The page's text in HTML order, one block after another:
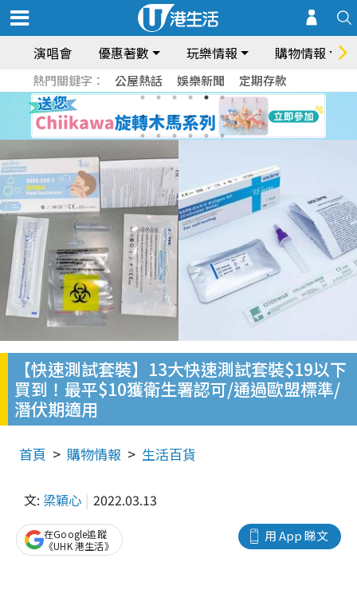
演唱會 優惠著數 玩樂情報 購物情報
熱門關鍵字： 公屋熱話 娛樂新聞 定期存款
【快速測試套裝】13大快速測試套裝$19以下
買到！最平$10獲衛生署認可/通過歐盟標準/
潛伏期適用
首頁 購物情報 生活百貨
文: 梁穎心 2022.03.13
用 App 睇文
在Google追蹤
《UHK 港生活》